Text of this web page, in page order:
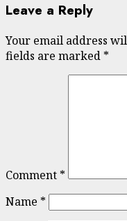
Leave a Reply
Your email address
fields are marked *
Comment *
Name *